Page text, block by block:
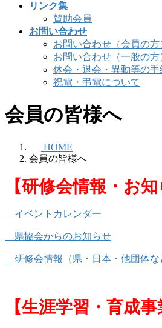
リンク集
賛助会員
お問い合わせ
お問い合わせ（会員の方
お問い合わせ（一般の方
休会・退会・異動等の手
祝電・弔電について
会員の皆様へ
HOME
会員の皆様へ
【研修会情報・お知
イベントカレンダー
県協会からのお知らせ
研修会情報（県・日本・他団体な
【生涯学習・育成事